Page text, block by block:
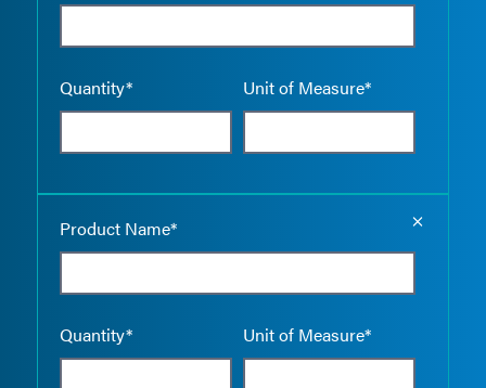
Quantity* Unit of Measure*
Product Name*
Quantity* Unit of Measure*